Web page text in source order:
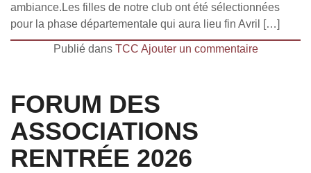
ambiance.Les filles de notre club ont été sélectionnées
pour la phase départementale qui aura lieu fin Avril […]
Publié dans TCC Ajouter un commentaire
FORUM DES
ASSOCIATIONS
RENTRÉE 2026